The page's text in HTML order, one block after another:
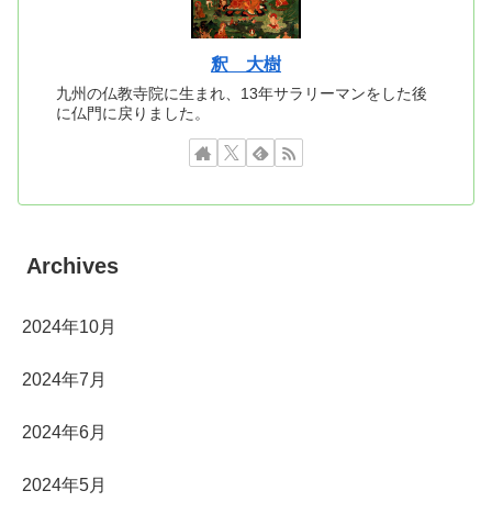
釈 大樹
九州の仏教寺院に生まれ、13年サラリーマンをした後
に仏門に戻りました。
Archives
2024年10月
2024年7月
2024年6月
2024年5月